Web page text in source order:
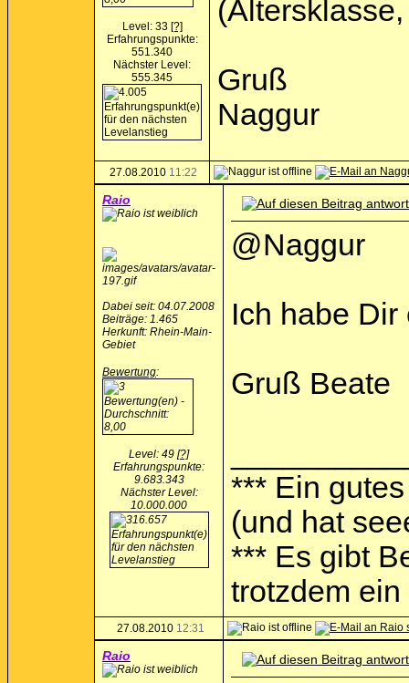
Level: 33 [?]
Erfahrungspunkte:
551.340
Nächster Level:
555.345
Gruß
Naggur
27.08.2010 11:22
Raio
Dabei seit: 04.07.2008
Beiträge: 1.465
Herkunft: Rhein-Main-
Gebiet
Bewertung:
Level: 49 [?]
Erfahrungspunkte:
9.683.343
Nächster Level:
10.000.000
@Naggur
Ich habe
Gruß Beate
*** Ein
(und hat
*** Es gibt
trotzdem
27.08.2010 12:31
Raio